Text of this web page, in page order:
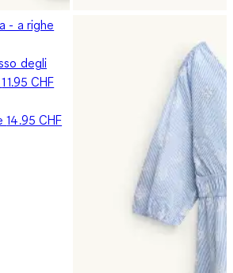
- a righe
degli
11.95 CHF
14.95 CHF